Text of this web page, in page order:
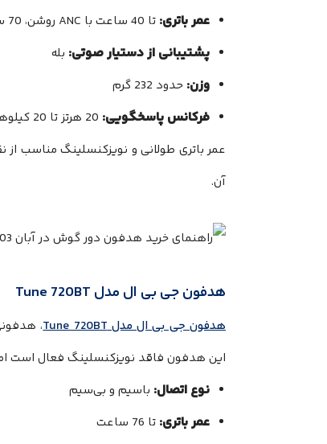
عمر باتری: تا 40 ساعت با ANC روشن، 70 ساعت با ANC خاموش
پشتیبانی از دستیار صوتی: بله
وزن: حدود 232 گرم
فرکانس پاسخگویی:
عمر باتری طولانی و نویزکنسلینگ مناسب
آن.
هدفون جی بی ال مدل Tune 720BT
هدفون جی بی ال مدل Tune 720BT
،
این هدفون فاقد نویزکنسلینگ فعال است
نوع اتصال: باسیم و بی‌سیم
عمر باتری: تا 76 ساعت